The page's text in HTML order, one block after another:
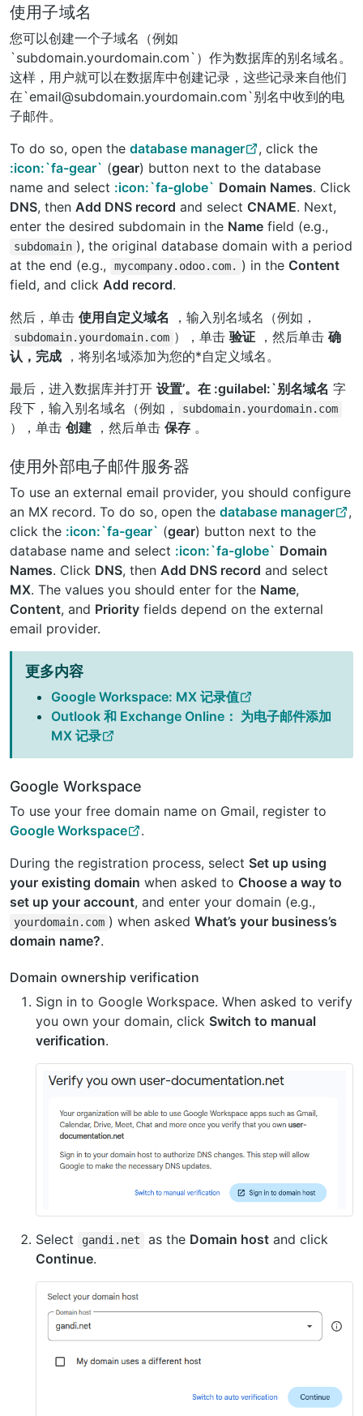
使用子域名
您可以创建一个子域名（例如
`subdomain.yourdomain.com`）作为数据库的别名域名。
这样，用户就可以在数据库中创建记录，这些记录来自他们
在`email@subdomain.yourdomain.com`别名中收到的电
子邮件。
To do so, open the database manager
, click the
:icon:`fa-gear` (gear) button next to the database
name and select :icon:`fa-globe` Domain Names. Click
DNS, then Add DNS record and select CNAME. Next,
enter the desired subdomain in the Name field (e.g.,
subdomain ), the original database domain with a period
at the end (e.g.,
mycompany.odoo.com. ) in the Content
field, and click Add record.
然后，单击 使用自定义域名 ，输入别名域名（例如，
subdomain.yourdomain.com ），单击 验证，然后单击 确
认，完成 ，将别名域添加为您的*自定义域名。
最后，进入数据库并打开 设置’。在 :guilabel:`别名域名 字
段下，输入别名域名（例如，
subdomain.yourdomain.com
），单击 创建 ，然后单击 保存 。
使用外部电子邮件服务器
To use an external email provider, you should configure
an MX record. To do so, open the database manager
,
click the :icon:`fa-gear` (gear) button next to the
database name and select :icon:`fa-globe` Domain
Names. Click DNS, then Add DNS record and select
MX. The values you should enter for the Name,
Content, and Priority fields depend on the external
email provider.
更多内容
Google Workspace: MX 记录值
Outlook 和 Exchange Online： 为电子邮件添加
MX 记录
Google Workspace
To use your free domain name on Gmail, register to
Google Workspace
.
During the registration process, select Set up using
your existing domain when asked to Choose a way to
set up your account, and enter your domain (e.g.,
yourdomain.com ) when asked What’s your business’s
domain name?.
Domain ownership verification
Sign in to Google Workspace. When asked to verify
you own your domain, click Switch to manual
verification.
Select gandi.net as the Domain hostand click
Continue.